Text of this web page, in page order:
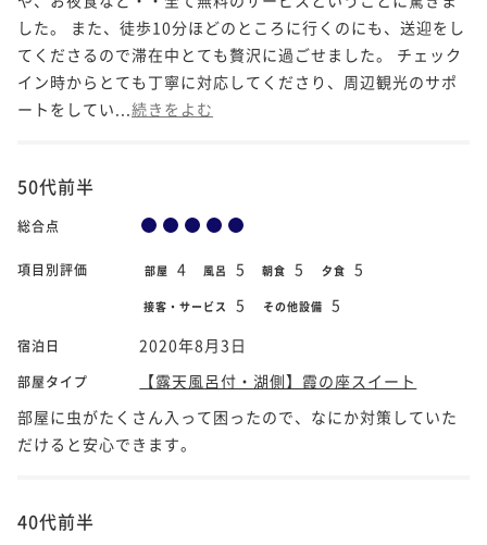
した。 また、徒歩10分ほどのところに行くのにも、送迎をし
てくださるので滞在中とても贅沢に過ごせました。 チェック
イン時からとても丁寧に対応してくださり、周辺観光のサポ
ートをしてい... 続きをよむ
50代前半
総合点
項目別評価 部屋 4 風呂 5 朝食 5 夕食 5
接客・サービス 5 その他設備 5
宿泊日 2020年8月3日
部屋タイプ
【露天風呂付・湖側】霞の座スイート
部屋に虫がたくさん入って困ったので、なにか対策していた
だけると安心できます。
40代前半